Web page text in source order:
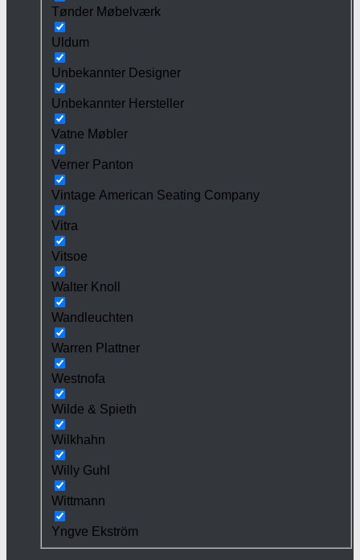
Tønder Møbelværk
Uldum
Unbekannter Designer
Unbekannter Hersteller
Vatne Møbler
Verner Panton
Vintage American Seating Company
Vitra
Vitsoe
Walter Knoll
Wandleuchten
Warren Plattner
Westnofa
Wilde & Spieth
Wilkhahn
Willy Guhl
Wittmann
Yngve Ekström